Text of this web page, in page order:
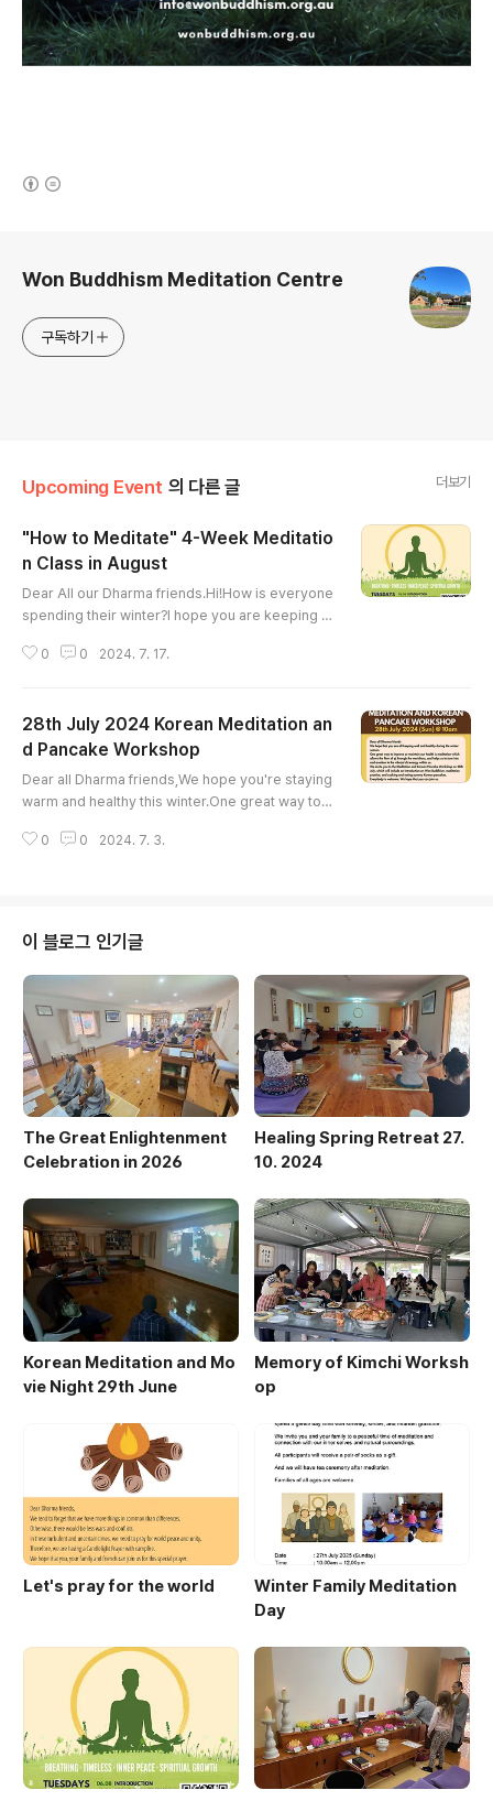
Won Buddhism Meditation Centre
구독하기
Upcoming Event 의 다른 글 더보기
"How to Meditate" 4-Week Meditatio
n Class in August
Dear All our Dharma friends.Hi!How is everyone
spending their winter?I hope you are keeping y
daily life.We warmly invite you to join our upcom
s thoughtfully designed to guide you towards in
ner peace, spiritual growth, and timeless medit
0 0 2024. 7. 17.
28th July 2024 Korean Meditation an
d Pancake Workshop
Dear all Dharma friends,We hope you're staying
warm and healthy this winter.One great way to i
ch allows the flow of qi through the meridians an
The workshop will include an introduction to Wo
n Buddhism, medita..
0 0 2024. 7. 3.
이 블로그 인기글
The Great Enlightenment
Celebration in 2026
Healing Spring Retreat 27.
10. 2024
Korean Meditation and Mo
vie Night 29th June
Memory of Kimchi Worksh
op
Let's pray for the world
Winter Family Meditation
Day